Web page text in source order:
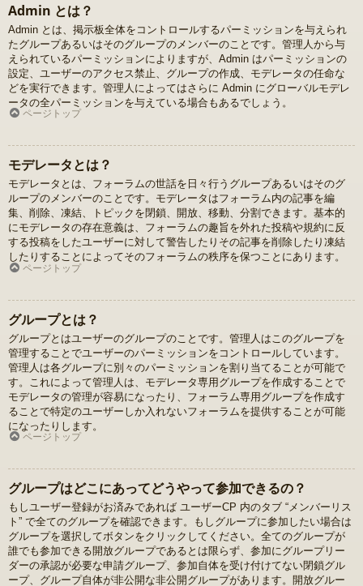
Admin とは？
Admin とは、掲示板全体をコントロールするパーミッションを与えられ
たグループあるいはそのグループのメンバーのことです。管理人から与
えられているパーミッションによりますが、Admin はパーミッションの
設定、ユーザーのアクセス禁止、グループの作成、モデレータの任命な
どを実行できます。管理人によってはさらに Admin にグローバルモデレ
ータの全パーミッションを与えている場合もあるでしょう。
ページトップ
モデレータとは？
モデレータとは、フォーラムの世話を日々行うグループあるいはそのグ
ループのメンバーのことです。モデレータはフォーラム内の記事を編
集、削除、凍結、トピックを閉鎖、開放、移動、分割できます。基本的
にモデレータの存在意義は、フォーラムの趣旨を外れた投稿や規約に反
する投稿をしたユーザーに対して警告したりその記事を削除したり凍結
したりすることによってそのフォーラムの秩序を保つことにあります。
ページトップ
グループとは？
グループとはユーザーのグループのことです。管理人はこのグループを
管理することでユーザーのパーミッションをコントロールしています。
管理人は各グループに別々のパーミッションを割り当てることが可能で
す。これによって管理人は、モデレータ専用グループを作成することで
モデレータの管理が容易になったり、フォーラム専用グループを作成す
ることで特定のユーザーしか入れないフォーラムを提供することが可能
になったりします。
ページトップ
グループはどこにあってどうやって参加できるの？
もしユーザー登録がお済みであれば ユーザーCP 内のタブ “メンバーリス
ト” で全てのグループを確認できます。もしグループに参加したい場合は
グループを選択してボタンをクリックしてください。全てのグループが
誰でも参加できる開放グループであるとは限らず、参加にグループリー
ダーの承認が必要な申請グループ、参加自体を受け付けてない閉鎖グル
ープ、グループ自体が非公開な非公開グループがあります。開放グルー